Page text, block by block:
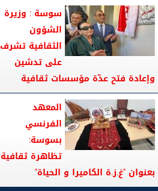
سوسة : وزيرة
الشؤون
الثقافية تشرف
على تدشين
وإعادة فتح عدّة مؤسسات ثقافية
المعهد
الفرنسي
بسوسة:
تظاهرة ثقافية
بعنوان "غ.ز.ة الكاميرا و الحياة"